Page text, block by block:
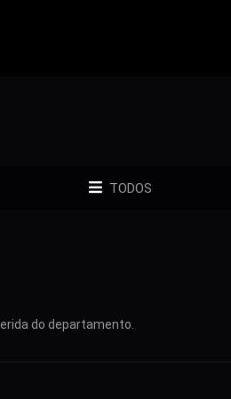
TODOS
do departamento.